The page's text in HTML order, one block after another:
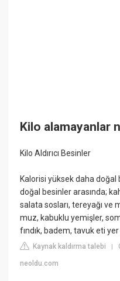
Kilo alamayanlar
Kilo Aldırıcı Besinler
Kalorisi yüksek daha
doğal besinler arasında;
salata sosları, tereyağı ve
muz, kabuklu yemişler,
fındık, badem, tavuk eti yer
Kaynak kaldırma talebi |
neoldu.com